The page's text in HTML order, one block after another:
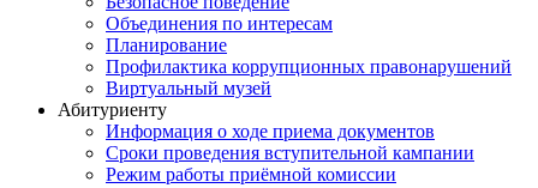
Объединения по интересам
Планирование
Профилактика коррупционных правонарушений
Виртуальный музей
Абитуриенту
Информация о ходе приема документов
Сроки проведения вступительной кампании
Режим работы приёмной комиссии